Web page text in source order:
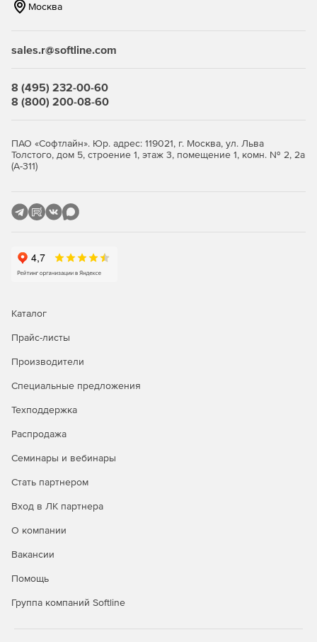
Москва
sales.r@softline.com
8 (495) 232-00-60
8 (800) 200-08-60
ПАО «Софтлайн». Юр. адрес: 119021, г. Москва, ул. Льва
Толстого, дом 5, строение 1, этаж 3, помещение 1, комн. № 2, 2а
(А-311)
Каталог
Прайс-листы
Производители
Специальные предложения
Техподдержка
Распродажа
Семинары и вебинары
Стать партнером
Вход в ЛК партнера
О компании
Вакансии
Помощь
Группа компаний Softline